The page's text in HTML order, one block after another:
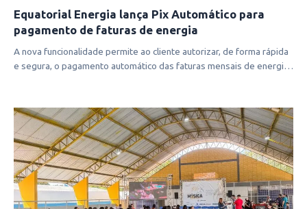
Equatorial Energia lança Pix Automático para
pagamento de faturas de energia
A nova funcionalidade permite ao cliente autorizar, de forma rápida
e segura, o pagamento automático das faturas mensais de energia